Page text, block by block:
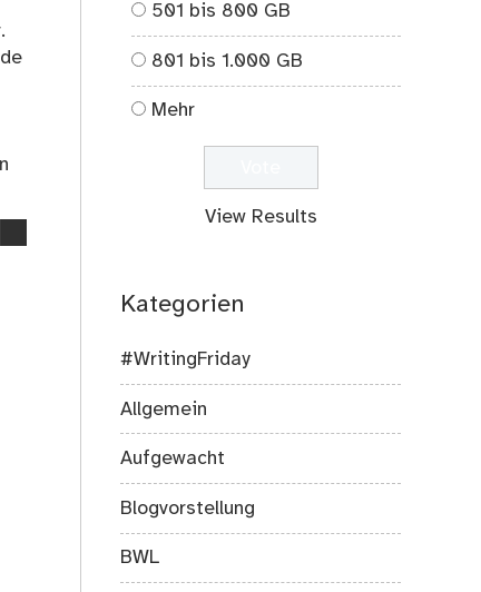
501 bis 800 GB
801 bis 1.000 GB
Mehr
View Results
Kategorien
#WritingFriday
Allgemein
Aufgewacht
Blogvorstellung
BWL